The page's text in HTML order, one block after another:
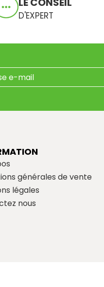
D'EXPERT
générales de vente
légales
nous